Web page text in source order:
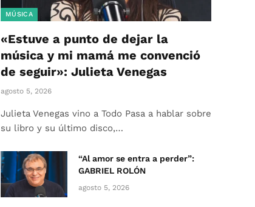
MÚSICA
«Estuve a punto de dejar la
música y mi mamá me convenció
de seguir»: Julieta Venegas
agosto 5, 2026
Julieta Venegas vino a Todo Pasa a hablar sobre
su libro y su último disco,…
“Al amor se entra a perder”:
GABRIEL ROLÓN
agosto 5, 2026